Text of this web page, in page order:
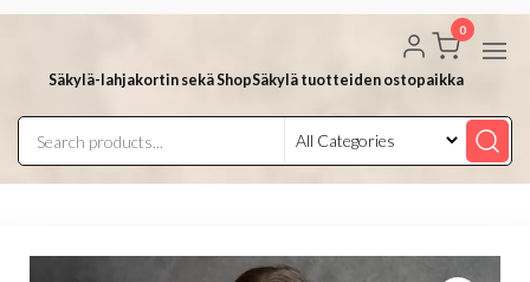
Skip
content
Säkylä-lahjakortin sekä ShopSäkylä tuotteiden ostopaikka
0